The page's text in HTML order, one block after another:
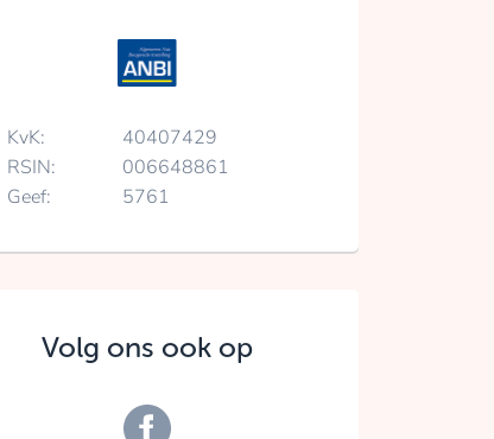
KvK:
40407429
RSIN:
006648861
Geef:
5761
Volg ons ook op